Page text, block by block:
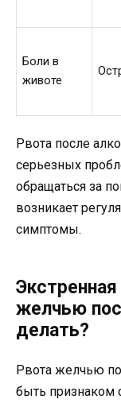
Боли в
животе
Рвота после
серьезных
обращаться за
возникает
симптомы.
желчью
делать?
Рвота желчью
быть признаком